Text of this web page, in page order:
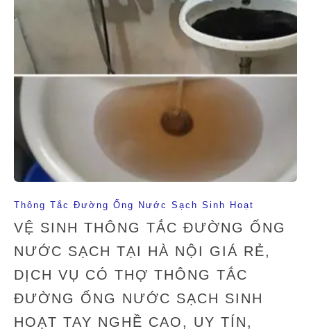
Thông Tắc Đường Ống Nước Sạch Sinh Hoạt
VỆ SINH THÔNG TẮC ĐƯỜNG ỐNG
NƯỚC SẠCH TẠI HÀ NỘI GIÁ RẺ,
DỊCH VỤ CÓ THỢ THÔNG TẮC
ĐƯỜNG ỐNG NƯỚC SẠCH SINH
HOẠT TAY NGHỀ CAO, UY TÍN,